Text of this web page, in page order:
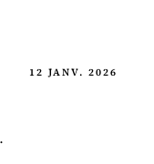
12 JANV. 2026